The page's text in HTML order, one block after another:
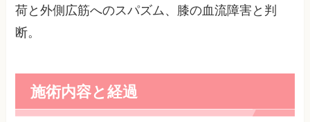
荷と外側広筋へのスパズム、膝の血流障害と判
断。
施術内容と経過